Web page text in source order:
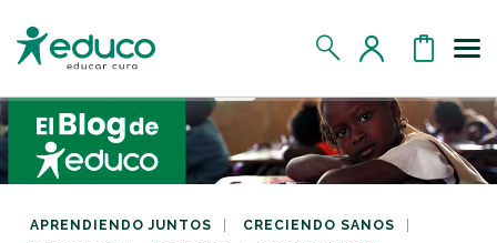
MIS DATOS
APRENDIENDO JUNTOS
CRECIENDO SANOS